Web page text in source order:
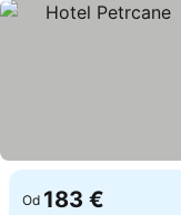
Od 183 €